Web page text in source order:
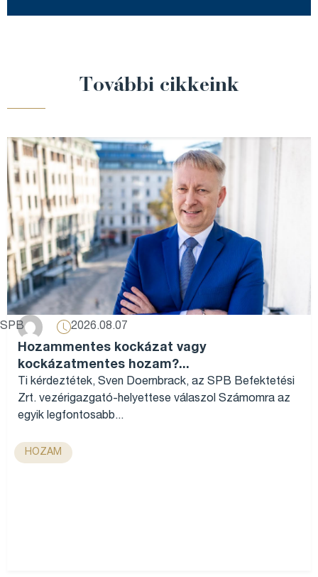
További cikkeink
SPB 2026.08.07
Hozammentes kockázat vagy
kockázatmentes hozam?...
Ti kérdeztétek, Sven Doernbrack, az SPB Befektetési
Zrt. vezérigazgató-helyettese válaszol Számomra az
egyik legfontosabb...
HOZAM